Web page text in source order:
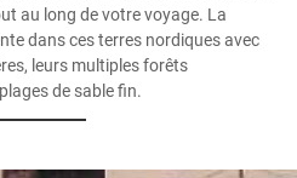
au long de votre voyage. La
dans ces terres nordiques avec
leurs multiples forêts
de sable fin.